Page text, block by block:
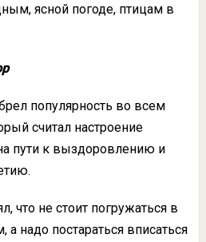
ясной погоде, птицам в
популярность во всем
считал настроение
пути к выздоровлению и
что не стоит погружаться в
надо постараться вписаться